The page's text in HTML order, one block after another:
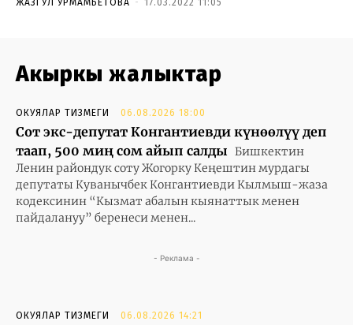
Акыркы жаңлыктар
ОКУЯЛАР ТИЗМЕГИ 06.08.2026 18:00
Сот экс-депутат Конгантиевди күнөөлүү деп
таап, 500 миң сом айып салды Бишкектин
Ленин райондук соту Жогорку Кеңештин мурдагы
депутаты Куванычбек Конгантиевди Кылмыш-жаза
кодексинин “Кызмат абалын кыянаттык менен
пайдалануу” беренеси менен...
- Реклама -
ОКУЯЛАР ТИЗМЕГИ 06.08.2026 14:21